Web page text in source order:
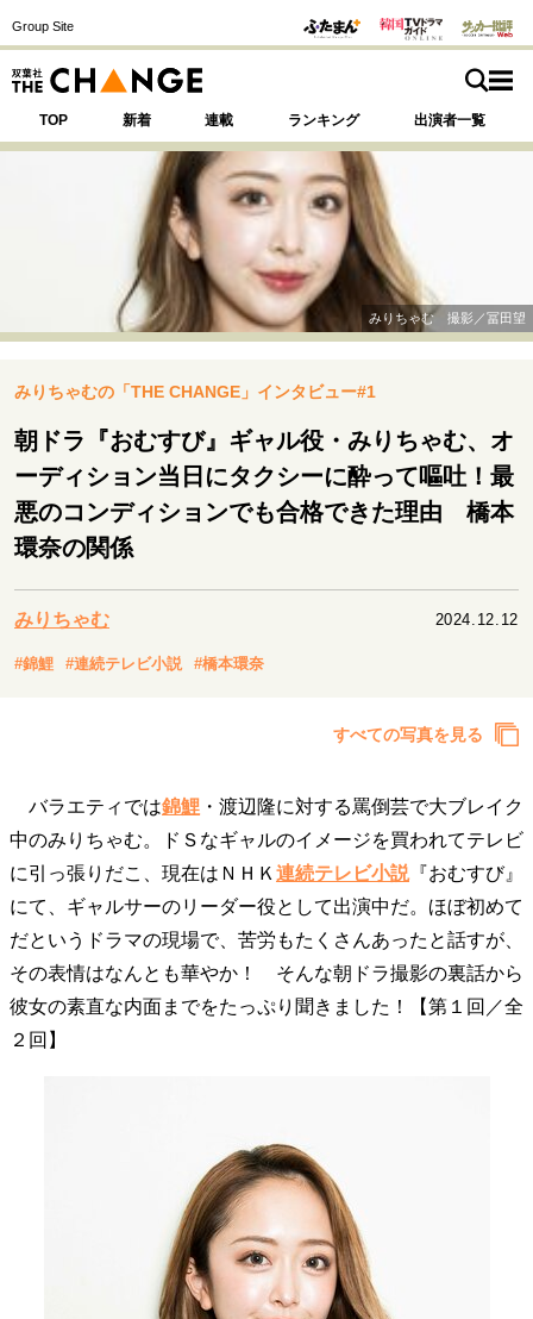
Group Site
TOP 新着 連載 ランキング 出演者一覧
注目の記事テーマで探す
運命を変えた出会い 決断の裏側
挫折からの再起
表現者の葛藤
人生が動いた日 10代の挫折と原点
キャリア・働き方
大人の学び直し
トップが描く未来
重圧との向き合い方 一流のルーティン
20代の現在地
忘れられない言葉
10代・20代の土台
ライフスタイル・生き方
移住という選択
一生モノの愛用品
私を彩るエッセンス
60代のネクストステージ
70代のグランドデザイン
みりちゃむ 撮影／冨田望
みりちゃむの「THE CHANGE」インタビュー#1
朝ドラ『おむすび』ギャル役・みりちゃむ、オ
ーディション当日にタクシーに酔って嘔吐！最
悪のコンディションでも合格できた理由 橋本
環奈の関係
みりちゃむ 2024.12.12
#錦鯉 #連続テレビ小説 #橋本環奈
すべての写真を見る
バラエティでは錦鯉 ・渡辺隆に対する罵倒芸で大ブレイク
中のみりちゃむ。ドＳなギャルのイメージを買われてテレビ
に引っ張りだこ、現在はＮＨＫ 連続テレビ小説 『おむすび』
にて、ギャルサーのリーダー役として出演中だ。ほぼ初めて
だというドラマの現場で、苦労もたくさんあったと話すが、
その表情はなんとも華やか！ そんな朝ドラ撮影の裏話から
彼女の素直な内面までをたっぷり聞きました！【第１回／全
２回】